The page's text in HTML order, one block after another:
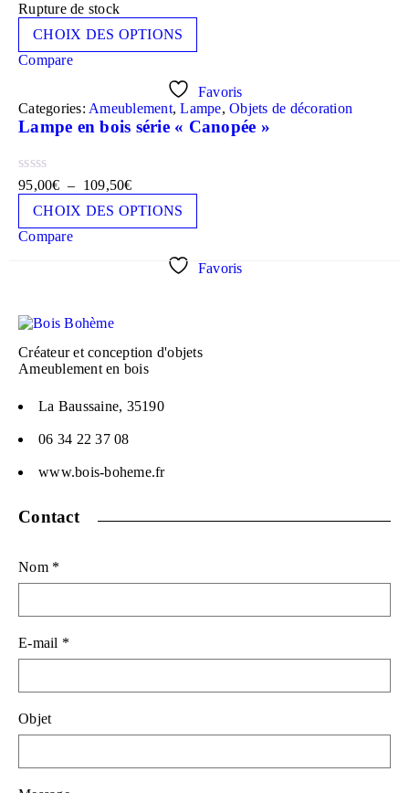
Rupture de stock
CHOIX DES OPTIONS
Compare
Favoris
Categories: Ameublement,Lampe, Objets de décoration
Lampe en bois série « Canopée »
95,00€ – 109,50€
CHOIX DES OPTIONS
Compare
Favoris
Créateur et conception d'objets
Ameublement en bois
La Baussaine, 35190
06 34 22 37 08
www.bois-boheme.fr
Contact
Nom *
E-mail *
Objet